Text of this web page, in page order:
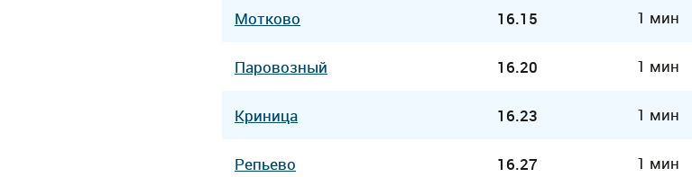
Мотково 16.15 1 мин
Паровозный 16.20 1 мин
Криница 16.23 1 мин
Репьево 16.27 1 мин